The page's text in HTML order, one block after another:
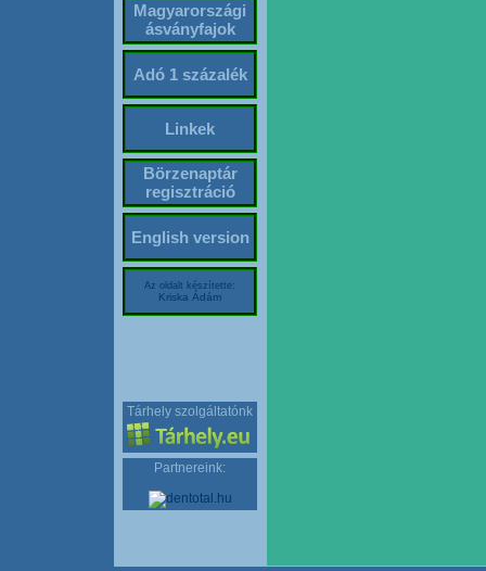
Magyarországi
ásványfajok
Adó 1 százalék
Linkek
Börzenaptár
regisztráció
English version
Az oldalt készítette:
Kriska Ádám
Tárhely szolgáltatónk
Partnereink: